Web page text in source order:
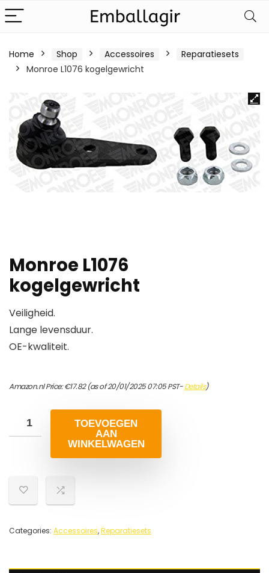
Home Shop Accessoires
Reparatiesets
Monroe L1076 kogelgewricht
Monroe L1076
kogelgewricht
Veiligheid.
Lange levensduur.
OE-kwaliteit.
Amazon.nl Price:€17.82(as of 20/01/2025 07:05 PST-Details)
TOEVOEGEN
AAN
WINKELWAGEN
Categories: Accessoires,Reparatiesets